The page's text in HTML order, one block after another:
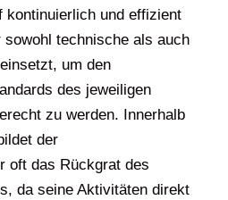
kontinuierlich und effizient
technische als auch
um den
des jeweiligen
zu werden. Innerhalb
der
oft das Rückgrat des
da seine Aktivitäten direkt